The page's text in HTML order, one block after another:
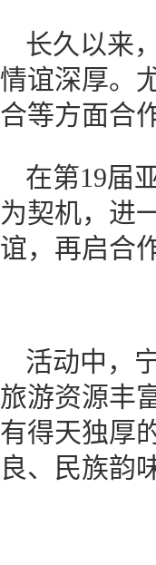
长久以来
情谊深厚。
合等方面合
在第19届
为契机，进
谊，再启合
活动中，
旅游资源丰
有得天独厚
良、民族韵